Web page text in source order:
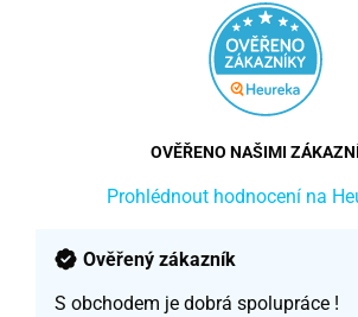
OVĚŘENO NAŠIMI
Prohlédnout hodnocení na
Ověřený zákazník
S obchodem je dobrá spolupráce !